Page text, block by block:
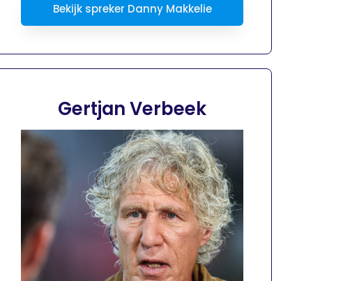
Bekijk spreker Danny Makkelie
Gertjan Verbeek